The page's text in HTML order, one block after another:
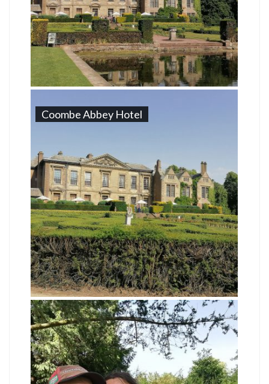
Coombe Abbey Hotel